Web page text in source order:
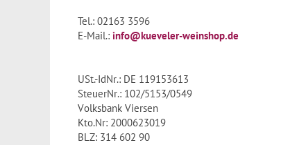
Tel.: 02163 3596
E-Mail.: info@kueveler-weinshop.de
USt.-IdNr.: DE 119153613
SteuerNr.: 102/5153/0549
Volksbank Viersen
Kto.Nr: 2000623019
BLZ: 314 602 90